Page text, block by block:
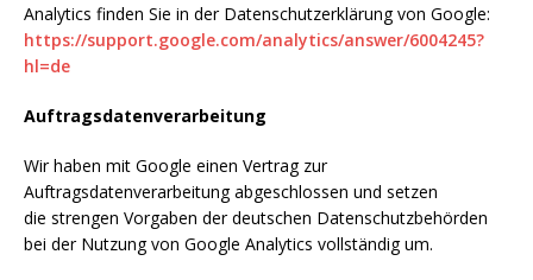
Analytics finden Sie in der Datenschutzerklärung von Google:
https://support.google.com/analytics/answer/6004245?
hl=de
Auftragsdatenverarbeitung
Wir haben mit Google einen Vertrag zur
Auftragsdatenverarbeitung abgeschlossen und setzen
die strengen Vorgaben der deutschen Datenschutzbehörden
bei der Nutzung von Google Analytics vollständig um.